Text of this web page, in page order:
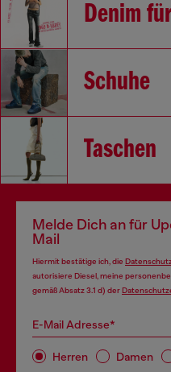
Denim
Schuhe
Taschen
Melde Dich an für
Mail
Hiermit bestätige ich, die
autorisiere Diesel, meine
gemäß Absatz 3.1 d) der
E-Mail Adresse*
Herren Damen